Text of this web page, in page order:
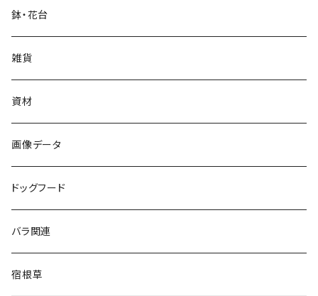
鉢・花台
雑貨
資材
画像データ
ドッグフード
バラ関連
宿根草